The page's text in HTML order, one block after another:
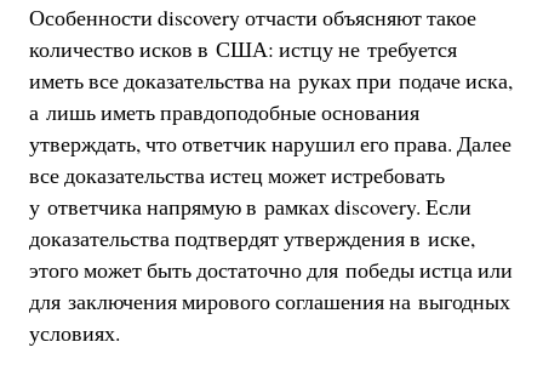
Особенности discovery отчасти объясняют такое
количество исков в США: истцу не требуется
иметь все доказательства на руках при подаче иска,
а лишь иметь правдоподобные основания
утверждать, что ответчик нарушил его права. Далее
все доказательства истец может истребовать
у ответчика напрямую в рамках discovery. Если
доказательства подтвердят утверждения в иске,
этого может быть достаточно для победы истца или
для заключения мирового соглашения на выгодных
условиях.